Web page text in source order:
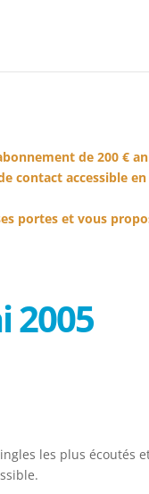
de 200 €
contact accessible
portes et vous
2005
les plus écoutés